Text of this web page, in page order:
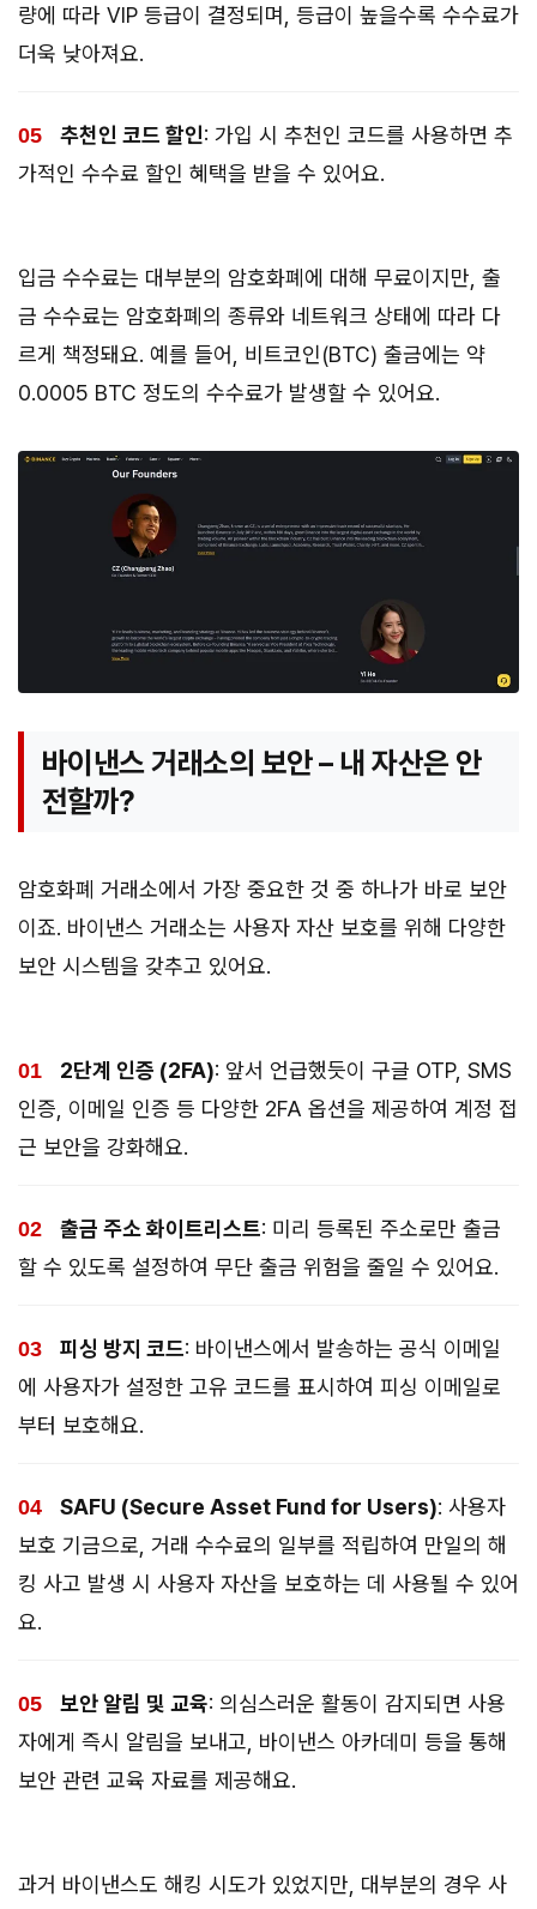
량에 따라 VIP 등급이 결정되며, 등급이 높을수록 수수료가
더욱 낮아져요.
추천인 코드 할인: 가입 시 추천인 코드를 사용하면 추
가적인 수수료 할인 혜택을 받을 수 있어요.
입금 수수료는 대부분의 암호화폐에 대해 무료이지만, 출
금 수수료는 암호화폐의 종류와 네트워크 상태에 따라 다
르게 책정돼요. 예를 들어, 비트코인(BTC) 출금에는 약
0.0005 BTC 정도의 수수료가 발생할 수 있어요.
바이낸스 거래소의 보안 – 내 자산은 안
전할까?
암호화폐 거래소에서 가장 중요한 것 중 하나가 바로 보안
이죠. 바이낸스 거래소는 사용자 자산 보호를 위해 다양한
보안 시스템을 갖추고 있어요.
2단계 인증 (2FA): 앞서 언급했듯이 구글 OTP, SMS
인증, 이메일 인증 등 다양한 2FA 옵션을 제공하여 계정 접
근 보안을 강화해요.
출금 주소 화이트리스트: 미리 등록된 주소로만 출금
할 수 있도록 설정하여 무단 출금 위험을 줄일 수 있어요.
피싱 방지 코드: 바이낸스에서 발송하는 공식 이메일
에 사용자가 설정한 고유 코드를 표시하여 피싱 이메일로
부터 보호해요.
SAFU (Secure Asset Fund for Users): 사용자
보호 기금으로, 거래 수수료의 일부를 적립하여 만일의 해
킹 사고 발생 시 사용자 자산을 보호하는 데 사용될 수 있어
요.
보안 알림 및 교육: 의심스러운 활동이 감지되면 사용
자에게 즉시 알림을 보내고, 바이낸스 아카데미 등을 통해
보안 관련 교육 자료를 제공해요.
과거 바이낸스도 해킹 시도가 있었지만, 대부분의 경우 사